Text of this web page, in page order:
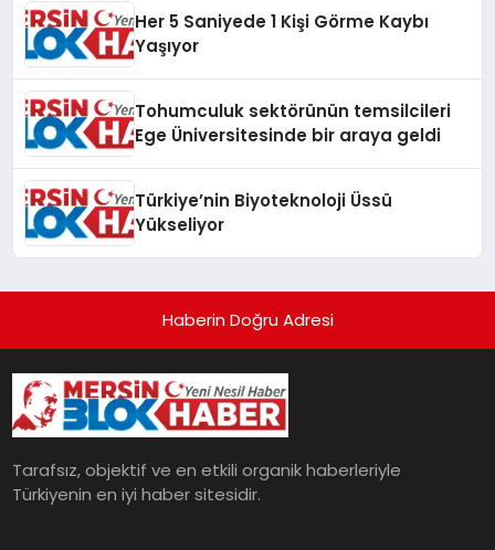
Her 5 Saniyede 1 Kişi Görme Kaybı
Yaşıyor
Tohumculuk sektörünün temsilcileri
Ege Üniversitesinde bir araya geldi
Türkiye’nin Biyoteknoloji Üssü
Yükseliyor
Haberin Doğru Adresi
Tarafsız, objektif ve en etkili organik haberleriyle
Türkiyenin en iyi haber sitesidir.